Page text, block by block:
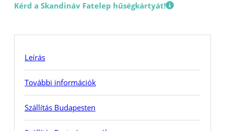
Kérd a Skandináv Fatelep hűségkártyát!
Leírás
További információk
Szállítás Budapesten